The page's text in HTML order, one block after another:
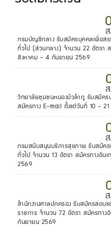
กรมบัญชีกลาง รับสมัครบุคคลเพื่อสร
ทั่วไป (ส่วนกลาง) จำนวน 22 อัตรา
สิงหาคม - 4 กันยายน 2569
วิทยาลัยชุมชนหนองบัวลำภู รับสมัคร
สมัครทาง E-mail ตั้งแต่วันที่ 10 -
กรมสนับสนุนบริการสุขภาพ รับสมัคร
ทั่วไป จำนวน 13 อัตรา สมัครทางอิน
2569
สำนักงานศาลปกครอง รับสมัครสอบแ
ราชการ จำนวน 72 อัตรา สมัครทาง
กันยายน 2569